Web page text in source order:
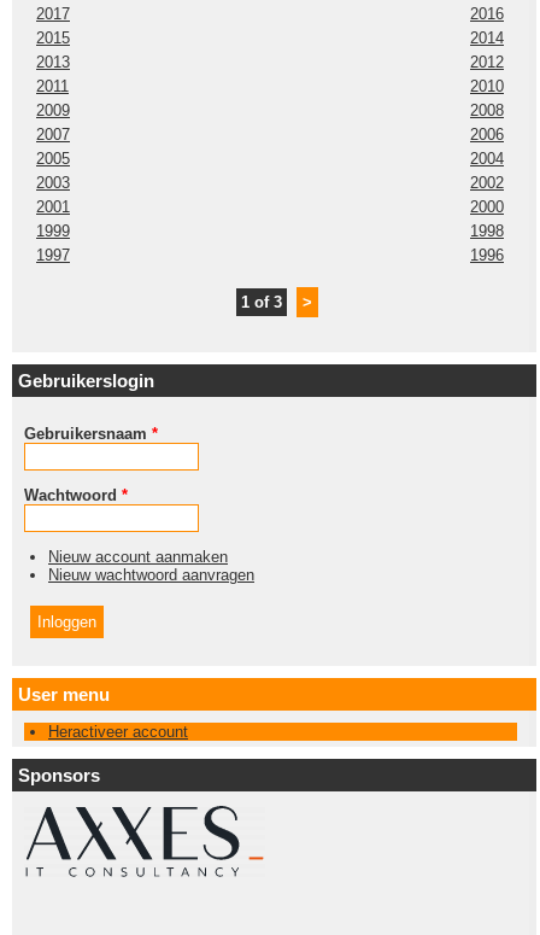
2017
2016
2015
2014
2013
2012
2011
2010
2009
2008
2007
2006
2005
2004
2003
2002
2001
2000
1999
1998
1997
1996
1 of 3 >
Gebruikerslogin
Gebruikersnaam *
Wachtwoord *
Nieuw account aanmaken
Nieuw wachtwoord aanvragen
User menu
Heractiveer account
Sponsors